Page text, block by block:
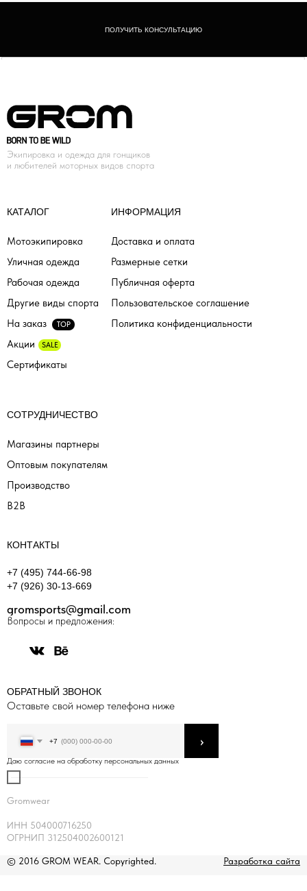
ПОЛУЧИТЬ КОНСУЛЬТАЦИЮ
КАТАЛОГ
Мотоэкипировка
Уличная одежда
Рабочая одежда
На заказ TOP
ИНФОРМАЦИЯ
Доставка и оплата
Производство
Размерные сетки
Публичная оферта
Пользовательское соглашение
СОТРУДНИЧЕСТВО
Магазины партнеры
Оптовым покупателям
Акции SALE
КОНТАКТЫ
+7 (495) 744-66-98
+7 (926) 30-13-669
gromsports@gmail.com
Gromwear
ИНН 504000716250
ОГРНИП 312504002600121
© 2016 GROM WEAR. Copyrighted. Разработка сайта
Вопросы и предложения:
Экипировка и одежда для гонщиков
и любителей моторных видов спорта
ОБРАТНЫЙ ЗВОНОК
Оставьте свой номер телефона ниже
+7
Даю согласие на обработку персональных данных
›
Политика конфиденциальности
Сертификаты
Другие виды спорта
B2B